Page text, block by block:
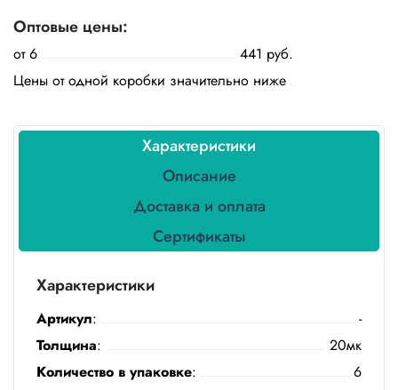
Товары
для
кулинарии
выпекания
Пленка
и скотч
Товары
индивидуальной
защиты
Подарочная
упаковка
Оптовые цены:
от 6
441 руб.
Цены от одной коробки значительно ниже
Характеристики
Описание
Доставка и оплата
Сертификаты
Характеристики
Артикул:
-
Толщина:
20мк
Количество в упаковке: 6